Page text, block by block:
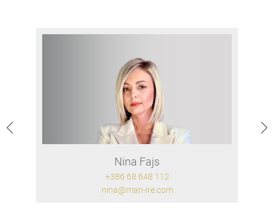
Nina Fajs
+386 68 648 112
nina@man-ire.com